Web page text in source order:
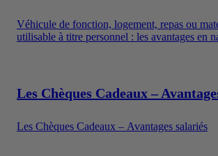
Véhicule de fonction, logement, repas ou
utilisable à titre personnel : les avantages en
également un moyen pour l’entreprise de
en argent.
Les Chèques Cadeaux –
Les Chèques Cadeaux – Avantages salariés